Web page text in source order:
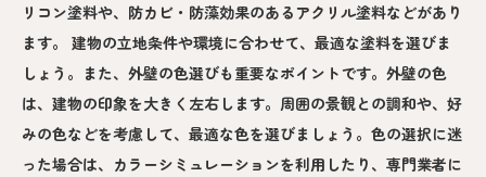
リコン塗料や、防カビ・防藻効果のあるアクリル塗料などがあり
ます。 建物の立地条件や環境に合わせて、最適な塗料を選びま
しょう。また、外壁の色選びも重要なポイントです。外壁の色
は、建物の印象を大きく左右します。周囲の景観との調和や、好
みの色などを考慮して、最適な色を選びましょう。色の選択に迷
った場合は、カラーシミュレーションを利用したり、専門業者に